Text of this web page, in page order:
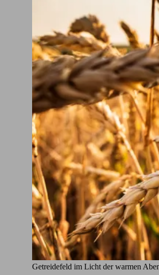
Getreidefeld im Licht der warmen